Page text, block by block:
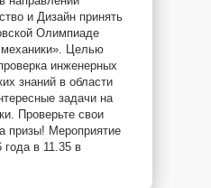
и Дизайн принять
Олимпиаде
Целью
инженерных
знаний в области
задачи на
Проверьте свои
призы! Мероприятие
года в 11.35 в